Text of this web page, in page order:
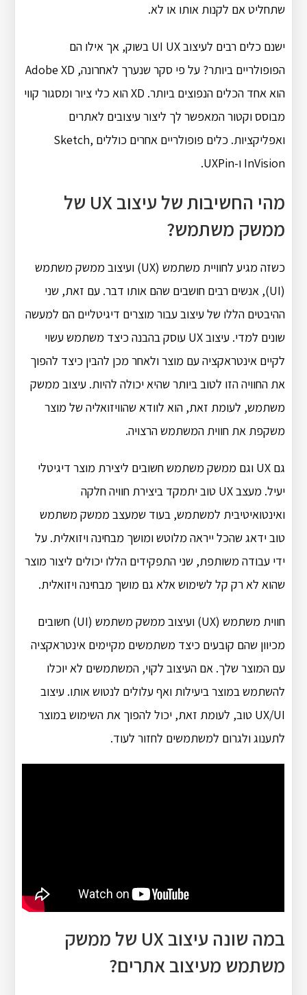
שתחליט אם לקנות אותו או לא.
ישנם כלים רבים לעיצוב UI UX בשוק, אך אילו הם
הפופולריים ביותר? על פי סקר שנערך לאחרונה, Adobe XD
הוא אחד הכלים הנפוצים ביותר. XD הוא כלי ציור ומסגור קווי
מבוסס וקטור המאפשר לך ליצור עיצובים לאתרים
ואפליקציות. כלים פופולריים אחרים כוללים Sketch,
InVision ו-UXPin.
מהי החשיבות של עיצוב UX של
ממשק משתמש?
כשזה מגיע לחוויית משתמש (UX) ועיצוב ממשק משתמש
(UI), אנשים רבים חושבים שהם אותו דבר. עם זאת, שני
ההיבטים הללו של עיצוב עבור מוצרים דיגיטליים הם למעשה
שונים למדי. עיצוב UX עוסק בהבנה כיצד משתמש עשוי
לקיים אינטראקציה עם מוצר ולאחר מכן להבין כיצד להפוך
את החוויה הזו לטוב ביותר שהיא יכולה להיות. עיצוב ממשק
משתמש, לעומת זאת, הוא לוודא שהוויזואליה של מוצר
משקפת את חווית המשתמש הרצויה.
גם UX וגם ממשק משתמש חשובים ליצירת מוצר דיגיטלי
יעיל. מעצב UX טוב יתמקד ביצירת חוויה חלקה
ואינטואיטיבית למשתמש, בעוד שמעצב ממשק משתמש
טוב ידאג שהכל ייראה מלוטש ומושך מבחינה ויזואלית. על
ידי עבודה משותפת, שני התפקידים הללו יכולים ליצור מוצר
שהוא לא רק קל לשימוש אלא גם מושך מבחינה ויזואלית.
חווית משתמש (UX) ועיצוב ממשק משתמש (UI) חשובים
מכיוון שהם קובעים כיצד משתמשים מקיימים אינטראקציה
עם המוצר שלך. אם העיצוב לקוי, המשתמשים לא יוכלו
להשתמש במוצר ביעילות ואף עלולים לנטוש אותו. עיצוב
UX/UI טוב, לעומת זאת, יכול להפוך את השימוש במוצר
לתענוג ולגרום למשתמשים לחזור לעוד.
במה שונה עיצוב UX של ממשק
משתמש מעיצוב אתרים?